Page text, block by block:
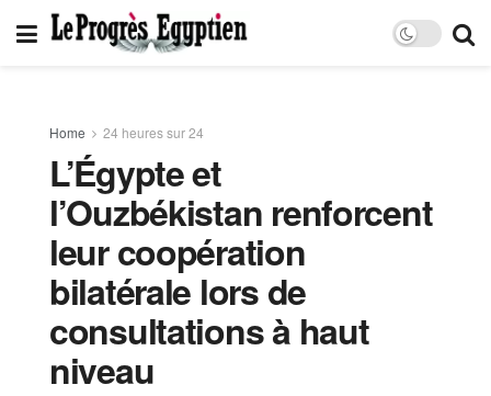
Home 24 heures sur 24
L’Égypte et
l’Ouzbékistan renforcent
leur coopération
bilatérale lors de
consultations à haut
niveau